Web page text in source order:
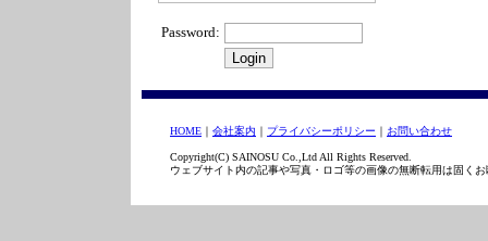
Password:
HOME ｜ 会社案内 ｜ プライバシーポリシー ｜ お問い合わせ
Copyright(C) SAINOSU Co.,Ltd All Rights Reserved.
ウェブサイト内の記事や写真・ロゴ等の画像の無断転用は固く